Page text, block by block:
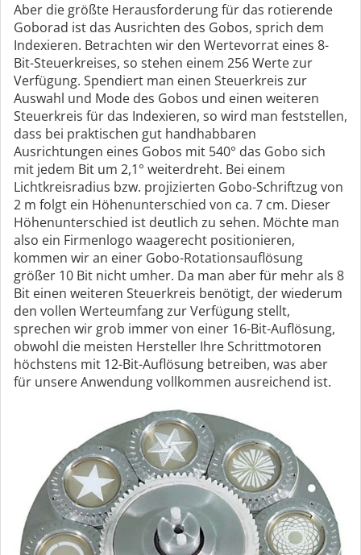
Aber die größte Herausforderung für das rotierende
Goborad ist das Ausrichten des Gobos, sprich dem
Indexieren. Betrachten wir den Wertevorrat eines 8-
Bit-Steuerkreises, so stehen einem 256 Werte zur
Verfügung. Spendiert man einen Steuerkreis zur
Auswahl und Mode des Gobos und einen weiteren
Steuerkreis für das Indexieren, so wird man feststellen,
dass bei praktischen gut handhabbaren
Ausrichtungen eines Gobos mit 540° das Gobo sich
mit jedem Bit um 2,1° weiterdreht. Bei einem
Lichtkreisradius bzw. projizierten Gobo-Schriftzug von
2 m folgt ein Höhenunterschied von ca. 7 cm. Dieser
Höhenunterschied ist deutlich zu sehen. Möchte man
also ein Firmenlogo waagerecht positionieren,
kommen wir an einer Gobo-Rotationsauflösung
größer 10 Bit nicht umher. Da man aber für mehr als 8
Bit einen weiteren Steuerkreis benötigt, der wiederum
den vollen Werteumfang zur Verfügung stellt,
sprechen wir grob immer von einer 16-Bit-Auflösung,
obwohl die meisten Hersteller Ihre Schrittmotoren
höchstens mit 12-Bit-Auflösung betreiben, was aber
für unsere Anwendung vollkommen ausreichend ist.